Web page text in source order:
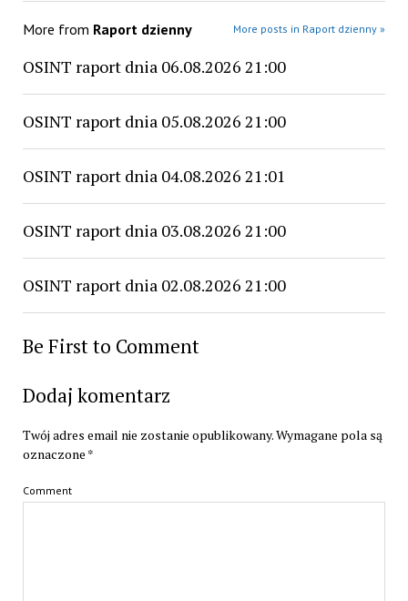
More from Raport dzienny More posts in Raport dzienny »
OSINT raport dnia 06.08.2026 21:00
OSINT raport dnia 05.08.2026 21:00
OSINT raport dnia 04.08.2026 21:01
OSINT raport dnia 03.08.2026 21:00
OSINT raport dnia 02.08.2026 21:00
Be First to Comment
Dodaj komentarz
Twój adres email nie zostanie opublikowany.Wymagane pola są
oznaczone *
Comment